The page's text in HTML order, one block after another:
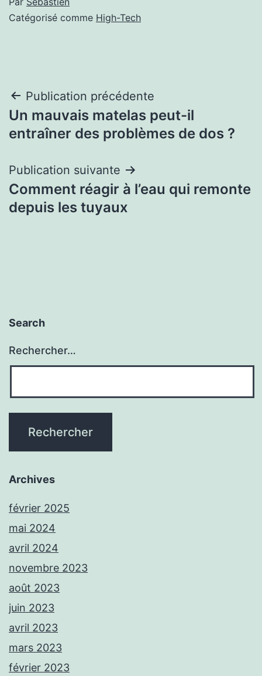
Catégorisé comme High-Tech
Navigation
de
Publication précédente
Un mauvais matelas peut-il
entraîner des problèmes de dos ?
Publication suivante
Comment réagir à l’eau qui remonte
depuis les tuyaux
Search
Rechercher…
Archives
février 2025
mai 2024
avril 2024
novembre 2023
août 2023
juin 2023
avril 2023
mars 2023
février 2023